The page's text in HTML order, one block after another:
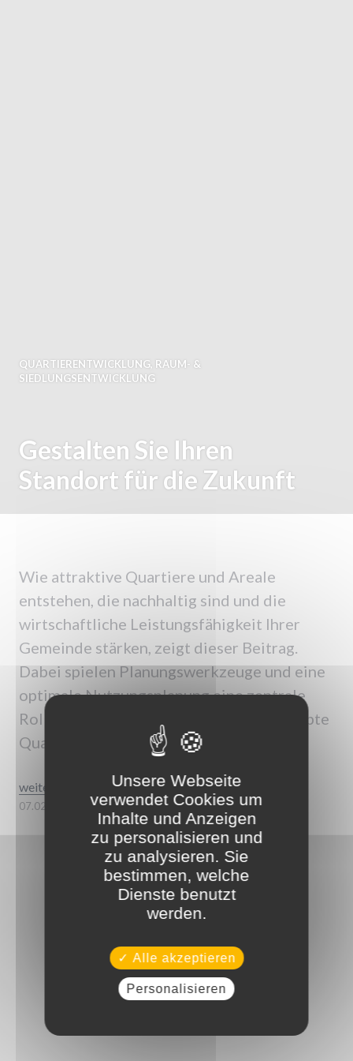
QUARTIERENTWICKLUNG, RAUM- &
SIEDLUNGSENTWICKLUNG
Gestalten Sie Ihren
Standort für die Zukunft
Wie attraktive Quartiere und Areale
entstehen, die nachhaltig sind und die
wirtschaftliche Leistungsfähigkeit Ihrer
Gemeinde stärken, zeigt dieser Beitrag.
Dabei spielen Planungswerkzeuge und eine
optimale Nutzungsplanung eine zentrale
Rolle für ressourcenschonende und belebte
Quartiere.
„Gestalten Sie Ihren Standort für die Zukunft“
weiterlesen
07.02.2023
Unsere Webseite
verwendet Cookies um
Inhalte und Anzeigen
zu personalisieren und
zu analysieren. Sie
bestimmen, welche
Dienste benutzt
werden.
Alle akzeptieren
Personalisieren